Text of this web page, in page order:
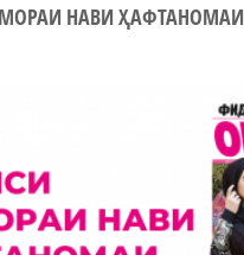
НАВИ ҲАФТАНОМАИ